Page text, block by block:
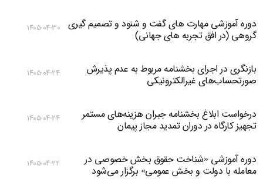
دوره آموزشی مهارت های گفت و شنود و تصمیم گیری
گروهی (در افق تجربه های جهانی)
۱۴۰۵-۰۴-۳۰
بازنگری در اجرای بخشنامه مربوط به عدم پذیرش
صورتحساب‌های غیرالکترونیکی
۱۴۰۵-۰۴-۲۴
درخواست ابلاغ بخشنامه جبران هزینه‌های مستمر
تجهیز کارگاه در دوران تمدید مجاز پیمان
۱۴۰۵-۰۴-۲۴
دوره آموزشی «شناخت حقوق بخش خصوصی در
معامله با دولت و بخش عمومی» برگزار می‌شود
۱۴۰۵-۰۴-۲۲